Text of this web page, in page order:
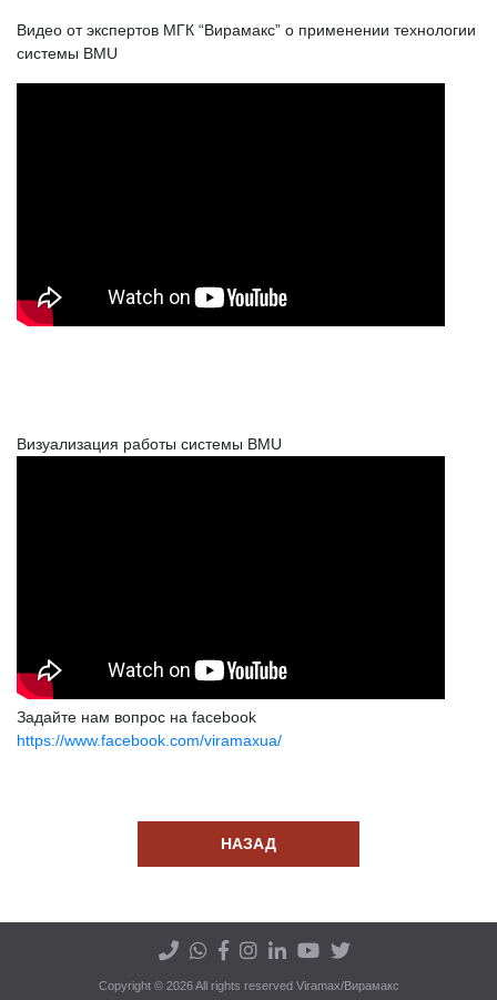
Видео от экспертов МГК “Вирамакс” о применении технологии
системы BMU
Визуализация работы системы BMU
Задайте нам вопрос на facebook
https://www.facebook.com/viramaxua/
НАЗАД
Copyright © 2026 All rights reserved Viramax/Вирамакс